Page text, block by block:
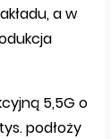
a w
5,5G o
podłoży